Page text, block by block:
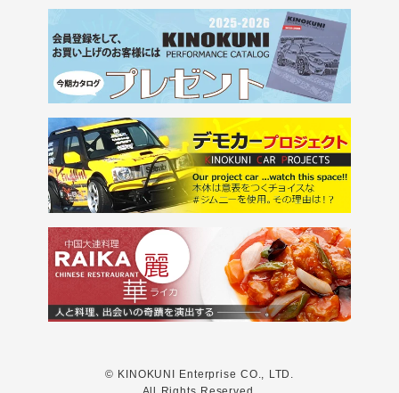
© KINOKUNI Enterprise CO., LTD.